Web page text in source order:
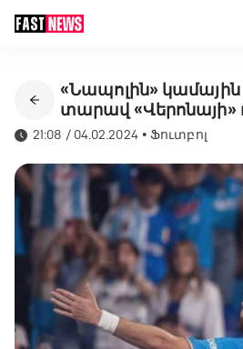
«Նապոլին»
տարավ «Վերոնայի»
21:08 / 04.02.2024 •Ֆուտբոլ